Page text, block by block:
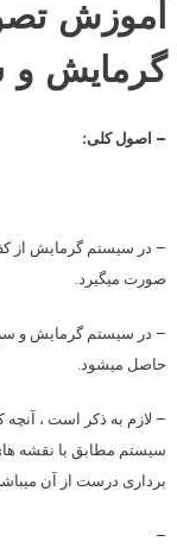
آموزش
گرمایش
– اصول کلی:
صورت میگیرد.
حاصل میشود.
– لازم به ذکر است ،
سیستم مطابق با نقشه
برداری درست از آن
–